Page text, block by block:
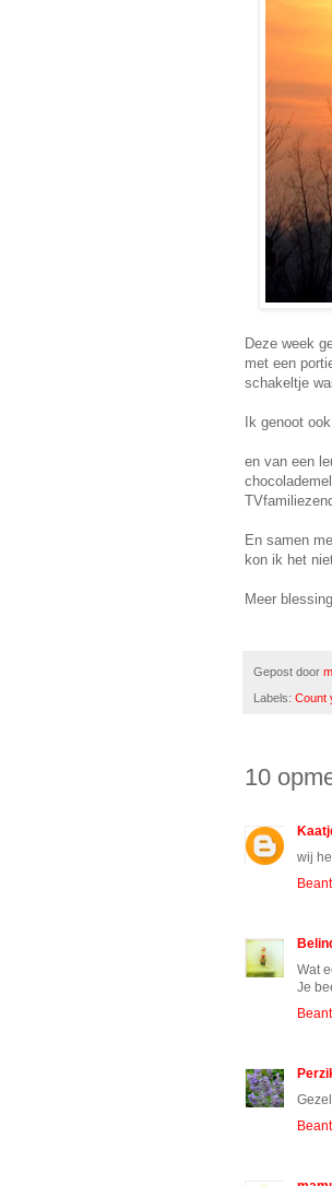
Deze week
met een
schakeltje
Ik genoot
en van een
En samen
kon ik het
Meer
Gepost door
Labels: Count
10
wij
Wat
Je